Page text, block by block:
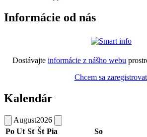
Informácie od nás
Dostávajte informácie z nášho webu
Chcem sa
Kalendár
August2026
Po Ut St Št Pia So